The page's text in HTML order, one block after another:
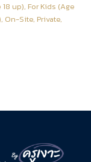
18 up), For Kids (Age
, On-Site, Private,